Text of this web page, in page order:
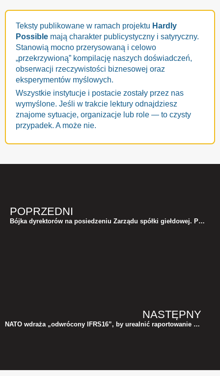
Teksty publikowane w ramach projektu Hardly
Possible mają charakter publicystyczny i satyryczny.
Stanowią mocno przerysowaną i celowo
„przekrzywioną” kompilację naszych doświadczeń,
obserwacji rzeczywistości biznesowej oraz
eksperymentów myślowych.
Wszystkie instytucje i postacie zostały przez nas
wymyślone. Jeśli w trakcie lektury odnajdziesz
znajome sytuacje, organizacje lub role — to czysty
przypadek. A może nie.
POPRZEDNI
Bójka dyrektorów na posiedzeniu Zarządu spółki giełdowej. Poszło o… alokację kosztów
NASTĘPNY
NATO wdraża „odwrócony IFRS16”, by urealnić raportowanie wartości bojowej posiadanego sprzętu